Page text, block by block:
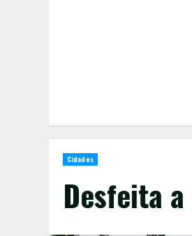
Cidades
Desfeita